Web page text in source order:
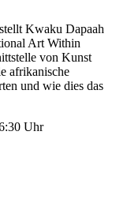
Kwaku Dapaah
Art Within
von Kunst
afrikanische
und wie dies das
Uhr